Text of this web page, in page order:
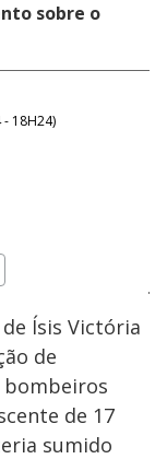
sobre o
- 18H24)
Ísis Victória
de
bombeiros
de 17
sumido